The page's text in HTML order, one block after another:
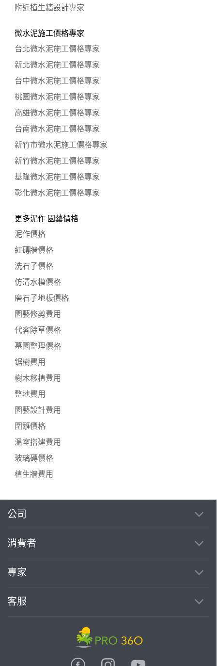
附近植生牆設計專家
微水泥施工價格專家
台北微水泥施工價格專家
新北微水泥施工價格專家
台中微水泥施工價格專家
桃園微水泥施工價格專家
高雄微水泥施工價格專家
台南微水泥施工價格專家
新竹市微水泥施工價格專家
新竹微水泥施工價格專家
基隆微水泥施工價格專家
彰化微水泥施工價格專家
更多泥作 園藝價格
泥作價格
紅磚牆價格
洗石子價格
仿清水模價格
磨石子地板價格
園藝修剪費用
代客除草價格
墓園整理價格
鋸樹費用
樹木移植費用
整地費用
園藝設計費用
圍籬價格
溫室搭建費用
玻璃磚價格
植生牆費用
公司
消費者
專家
客服